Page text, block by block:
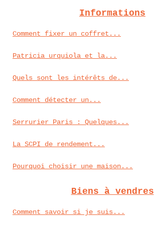
Informations
Comment fixer un coffret...
Patricia urquiola et la...
Quels sont les intérêts de...
Comment détecter un...
Serrurier Paris : Quelques...
La SCPI de rendement...
Pourquoi choisir une maison...
Biens à vendres
Comment savoir si je suis...